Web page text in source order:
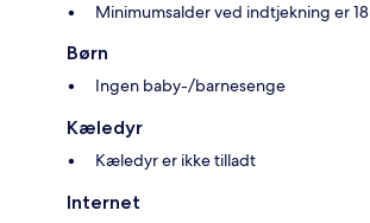
Minimumsalder ved indtjekning er 18
Børn
Ingen baby-/barnesenge
Kæledyr
Kæledyr er ikke tilladt
Internet